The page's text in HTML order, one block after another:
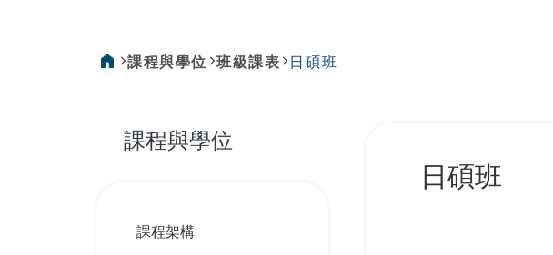
課程與學位 班級課表 日碩班
課程與學位
課程架構
日碩班